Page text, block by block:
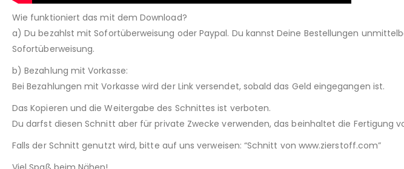
Wie funktioniert das mit dem Download?
a) Du bezahlst mit Sofortüberweisung oder Paypal. Du kannst Deine Bestellungen
Sofortüberweisung.
b) Bezahlung mit Vorkasse:
Bei Bezahlungen mit Vorkasse wird der Link versendet, sobald das Geld eingegangen ist.
Das Kopieren und die Weitergabe des Schnittes ist verboten.
Du darfst diesen Schnitt aber für private Zwecke verwenden, das beinhaltet die Fertigung
Falls der Schnitt genutzt wird, bitte auf uns verweisen: “Schnitt von www.zierstoff.com”